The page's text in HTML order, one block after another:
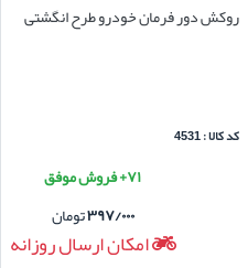
روکش دور فرمان خودرو طرح انگشتی
کد کالا : 4531
۷۱+ فروش موفق
۳۹۷/۰۰۰تومان
امکان ارسال روزانه